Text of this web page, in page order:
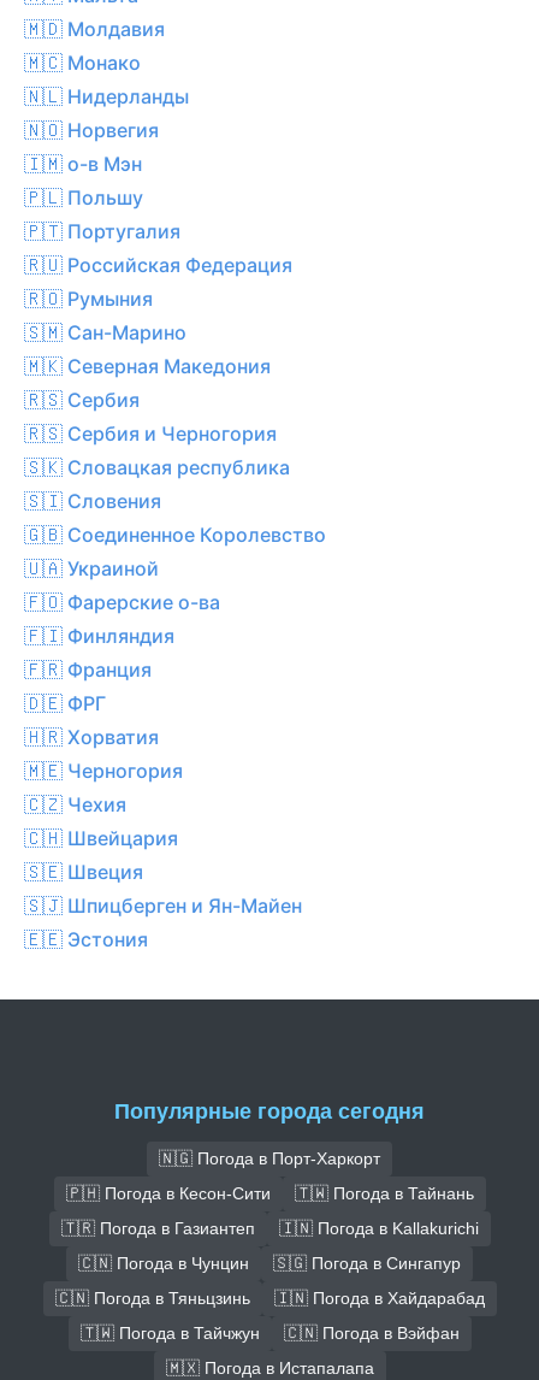
🇲🇩 Молдавия
🇲🇨 Монако
🇳🇱 Нидерланды
🇳🇴 Норвегия
🇮🇲 о-в Мэн
🇵🇱 Польшу
🇵🇹 Португалия
🇷🇺 Российская Федерация
🇷🇴 Румыния
🇸🇲 Сан-Марино
🇲🇰 Северная Македония
🇷🇸 Сербия
🇷🇸 Сербия и Черногория
🇸🇰 Словацкая республика
🇸🇮 Словения
🇬🇧 Соединенное Королевство
🇺🇦 Украиной
🇫🇴 Фарерские о-ва
🇫🇮 Финляндия
🇫🇷 Франция
🇩🇪 ФРГ
🇭🇷 Хорватия
🇲🇪 Черногория
🇨🇿 Чехия
🇨🇭 Швейцария
🇸🇪 Швеция
🇸🇯 Шпицберген и Ян-Майен
🇪🇪 Эстония
Популярные города сегодня
🇳🇬 Погода в Порт-Харкорт
🇵🇭 Погода в Кесон-Сити
🇹🇼 Погода в Тайнань
🇹🇷 Погода в Газиантеп
🇮🇳 Погода в Kallakurichi
🇨🇳 Погода в Чунцин
🇸🇬 Погода в Сингапур
🇨🇳 Погода в Тяньцзинь
🇮🇳 Погода в Хайдарабад
🇹🇼 Погода в Тайчжун
🇨🇳 Погода в Вэйфан
🇲🇽 Погода в Истапалапа